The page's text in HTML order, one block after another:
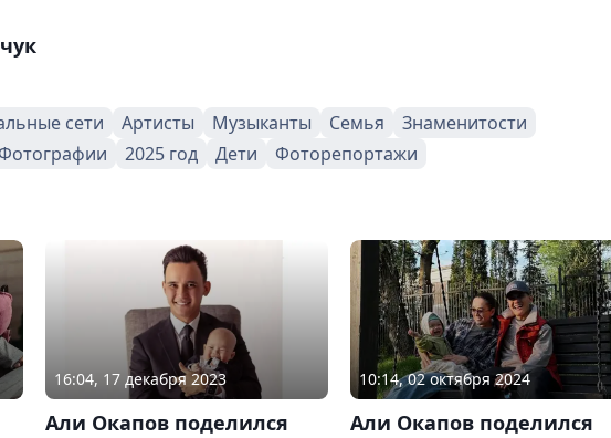
сети Артисты Музыканты Семья
Знаменитости
2025 год Дети Фоторепортажи
16:04, 17 декабря 2023
Али Окапов поделился
10:14, 02 октября 2024
Али Окапов поделился